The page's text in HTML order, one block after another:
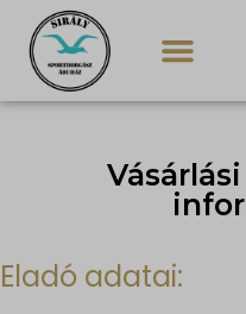
Eladó adatai: